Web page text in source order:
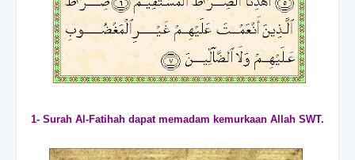
1- Surah Al-Fatihah dapat memadam kemurkaan Allah SWT.